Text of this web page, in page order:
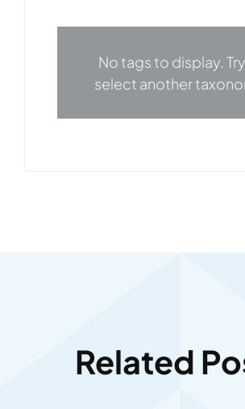
No tags to display.
select another
Related